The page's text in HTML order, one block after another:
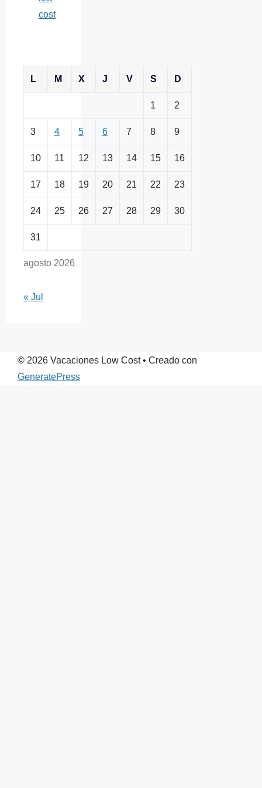
cost
agosto 2026
L M X J V S D
1 2
3 4 5 6 7 8 9
10 11 12 13 14 15 16
17 18 19 20 21 22 23
24 25 26 27 28 29 30
31
« Jul
© 2026 Vacaciones Low Cost• Creado con
GeneratePress